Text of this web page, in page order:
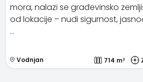
mora, nalazi se građevinsko
od lokacije – nudi sigurnost,
…
Vodnjan 714 m²